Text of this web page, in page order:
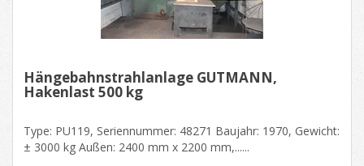
Hängebahnstrahlanlage GUTMANN,
Hakenlast 500 kg
Type: PU119, Seriennummer: 48271 Baujahr: 1970, Gewicht:
± 3000 kg Außen: 2400 mm x 2200 mm,......